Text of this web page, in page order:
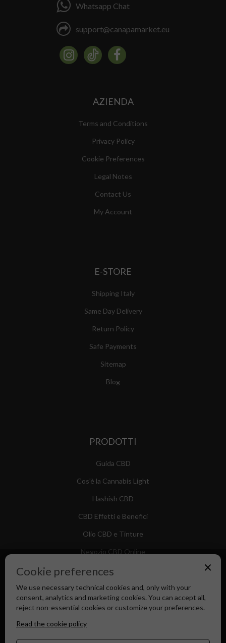
Whatsapp Chat
support@canapamarket.eu
AZIENDA
Terms and Conditions
Privacy Policy
Cookie Preferences
Legal Notes
Contact Us
My Account
E-STORE
Shipping Italy
Same Day Delivery
Return Policy
Safe Payments
Sitemap
Blog
PRODOTTI
Guida CBD
Cos'è la Cannabis Light
Hashish CBD
CBD Effetti e Benefici
Olio CBD e Tinture
Negozio CBD Online
×
Cookie preferences
We use necessary technical cookies and, only with your
consent, analytics and marketing cookies. You can accept all,
reject non-essential cookies or customize your preferences.
Read the cookie policy
Canapa Market - Il tuo Shop di Fiducia dal 2018